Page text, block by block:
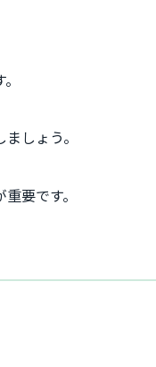
しょう。
要です。